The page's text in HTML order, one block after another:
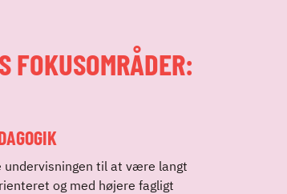
FOKUSOMRÅDER:
undervisningen til at være langt
og med højere fagligt